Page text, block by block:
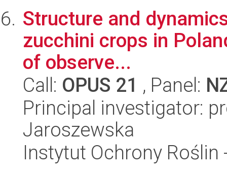
Structure and
zucchini crops in
of observe...
Call: OPUS 21 , Panel:
Principal investigator:
Jaroszewska
Instytut Ochrony